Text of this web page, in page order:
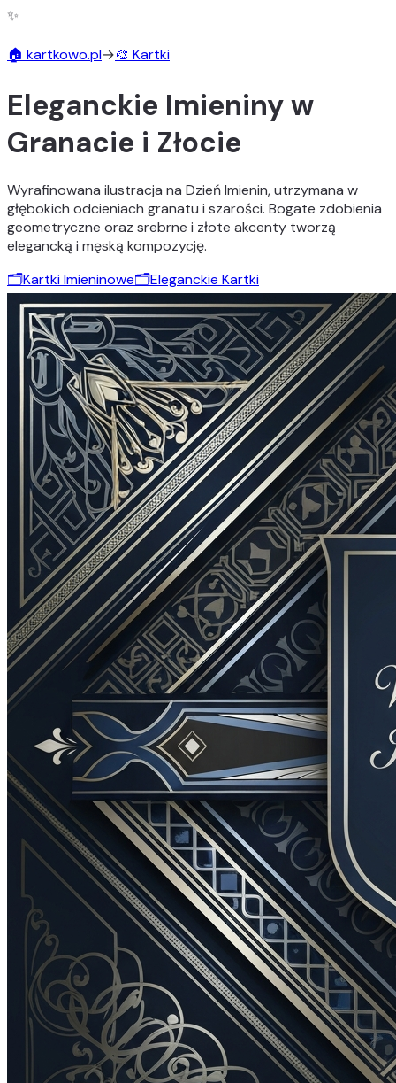
✨
🏠 kartkowo.pl→🎨 Kartki
Eleganckie Imieniny w
Granacie i Złocie
Wyrafinowana ilustracja na Dzień Imienin, utrzymana w
głębokich odcieniach granatu i szarości. Bogate zdobienia
geometryczne oraz srebrne i złote akcenty tworzą
elegancką i męską kompozycję.
🗂️Kartki Imieninowe🗂️Eleganckie Kartki